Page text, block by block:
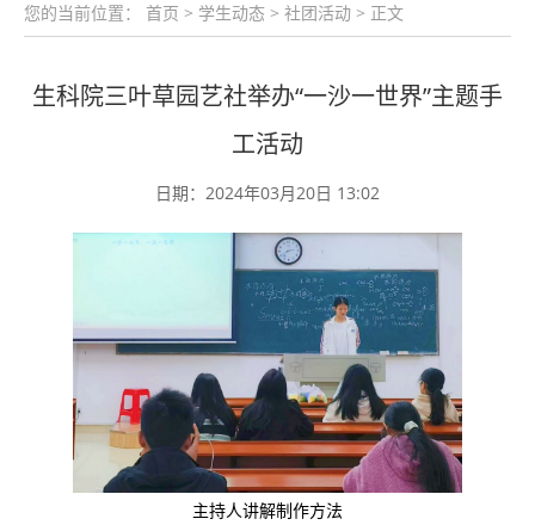
您的当前位置： 首页 > 学生动态 > 社团活动 > 正文
生科院三叶草园艺社举办“一沙一世界”主题手
工活动
日期：2024年03月20日 13:02
主持人讲解制作方法